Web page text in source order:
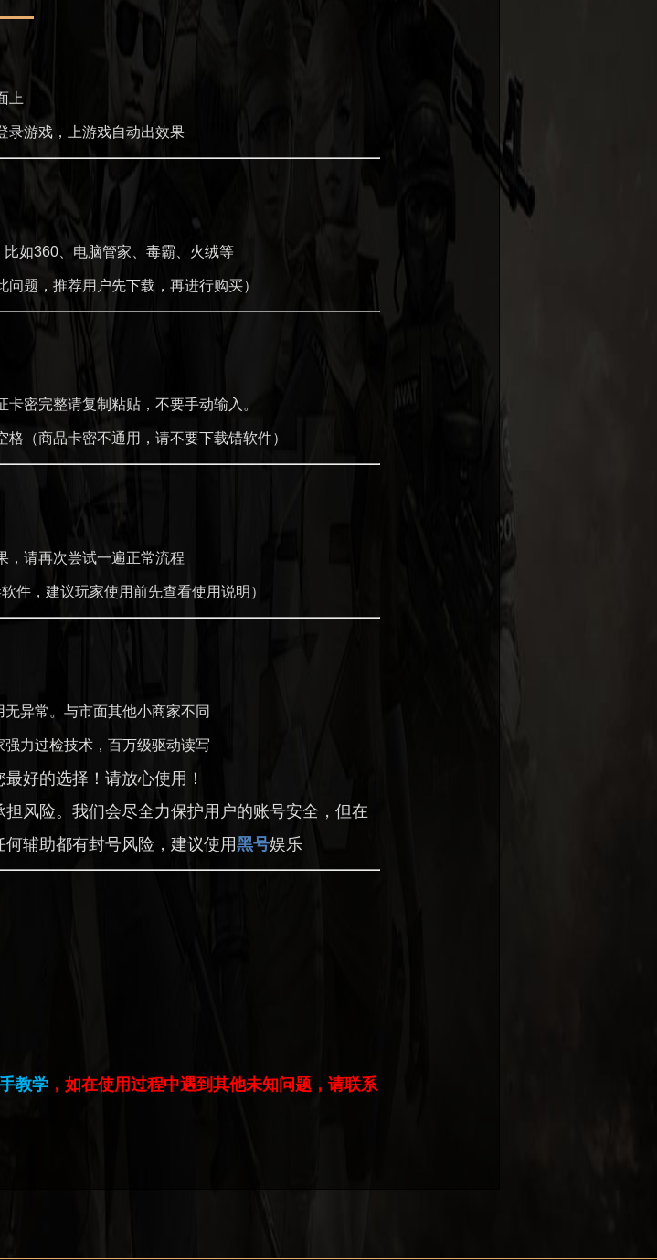
上
录游戏，上游戏自动出效果
如360、电脑管家、毒霸、火绒等
题，推荐用户先下载，再进行购买）
密完整请复制粘贴，不要手动输入。
（商品卡密不通用，请不要下载错软件）
请再次尝试一遍正常流程
件，建议玩家使用前先查看使用说明）
异常。与市面其他小商家不同
力过检技术，百万级驱动读写
好的选择！请放心使用！
风险。我们会尽全力保护用户的账号安全，但在
辅助都有封号风险，建议使用黑号娱乐
教学 ，如在使用过程中遇到其他未知问题，请联系